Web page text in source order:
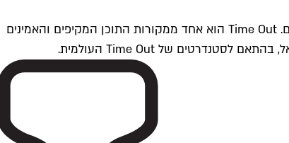
Time Outתל אביב הוא חלק מרשת Time Out Global — רשת מדיה בינלאומית הפועלת ב-360 ערים מרכזיות וב-60 מדינות ברחבי העולם. Time Out הוא אחד ממקורות התוכן המקיפים והאמינים